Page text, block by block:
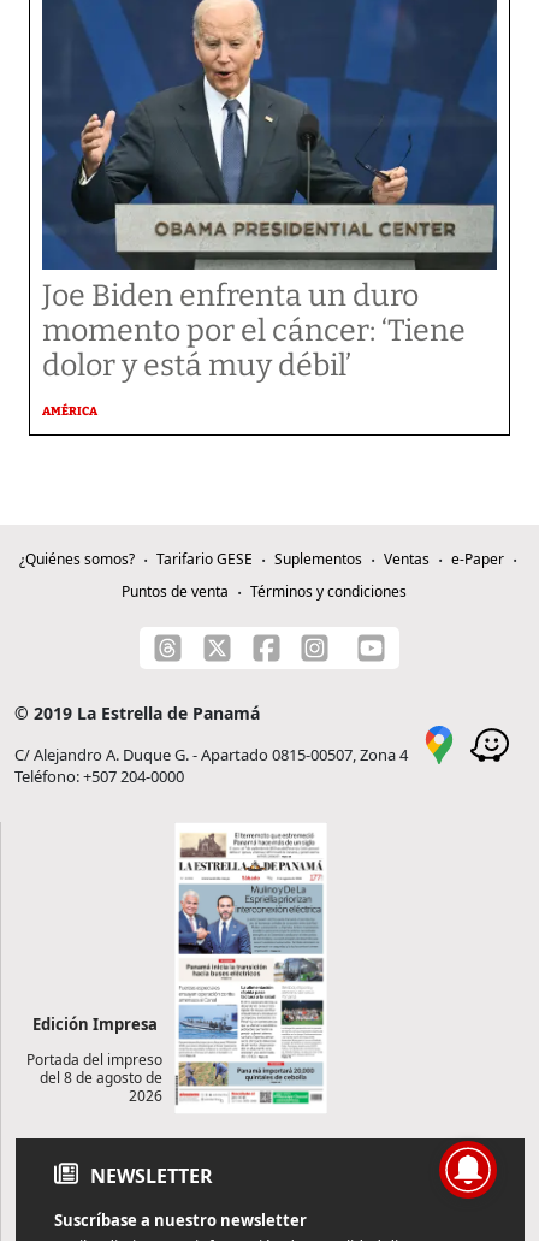
Joe Biden enfrenta un duro
momento por el cáncer: ‘Tiene
dolor y está muy débil’
AMÉRICA
¿Quiénes somos? Tarifario GESE Suplementos Ventas
e-Paper
Puntos de venta
Términos y condiciones
© 2019 La Estrella de Panamá
C/ Alejandro A. Duque G. - Apartado 0815-00507, Zona 4
Teléfono: +507 204-0000
Edición Impresa
Portada del impreso
del 8 de agosto de
2026
NEWSLETTER
Suscríbase a nuestro newsletter
Reciba diariamente información de actualidad directamente en